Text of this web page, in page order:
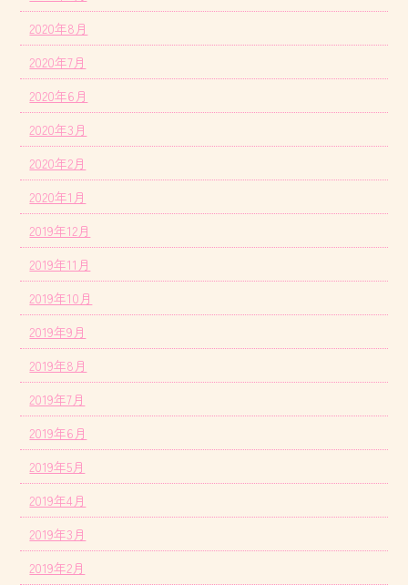
2020年8月
2020年7月
2020年6月
2020年3月
2020年2月
2020年1月
2019年12月
2019年11月
2019年10月
2019年9月
2019年8月
2019年7月
2019年6月
2019年5月
2019年4月
2019年3月
2019年2月